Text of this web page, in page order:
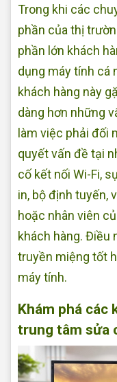
Trong khi các
phần của thị
phần lớn khách
dụng máy tính cá
khách hàng này
dàng hơn những
làm việc phải đối
quyết vấn đề tại
cố kết nối Wi-Fi,
in, bộ định tuyến,
hoặc nhân viên
khách hàng. Điều
truyền miệng tốt
máy tính.
Khám phá các
trung tâm sửa